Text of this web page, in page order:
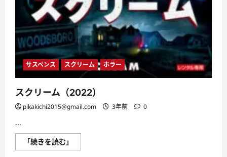
サスペンス スクリーム ホラー
スクリーム（2022）
pikakichi2015@gmail.com 3年前 0
...
「続きを読む」
ク